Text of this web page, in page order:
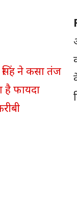
सिंह ने कसा तंज
है फायदा